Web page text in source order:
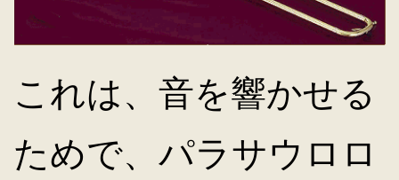
これは、音を響かせる
ためで、パラサウロロ